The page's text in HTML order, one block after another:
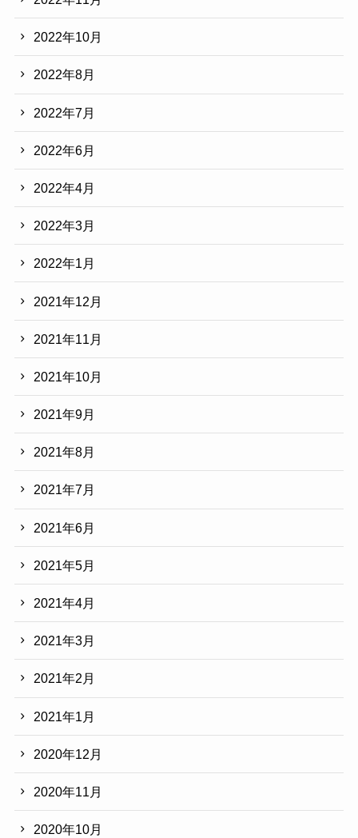
2022年10月
2022年8月
2022年7月
2022年6月
2022年4月
2022年3月
2022年1月
2021年12月
2021年11月
2021年10月
2021年9月
2021年8月
2021年7月
2021年6月
2021年5月
2021年4月
2021年3月
2021年2月
2021年1月
2020年12月
2020年11月
2020年10月